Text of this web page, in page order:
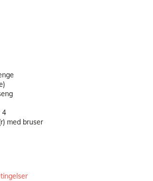
4
med bruser